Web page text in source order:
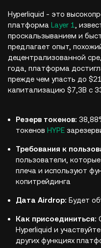
Hyperliquid - это
платформа Layer 1 ,
проскальзыванием и
предлагает опыт,
децентрализованной
года, платформа
прежде чем упасть до
капитализацию $7,3B с
Резерв токенов:
токенов HYPE
Требования к
пользователи,
плеча и используют
копитрейдинга
Дата Airdrop: Будет
Как присоединиться:
Hyperliquid и
других функциях